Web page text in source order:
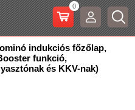
0
indukciós főzőlap,
funkció,
és KKV-nak)